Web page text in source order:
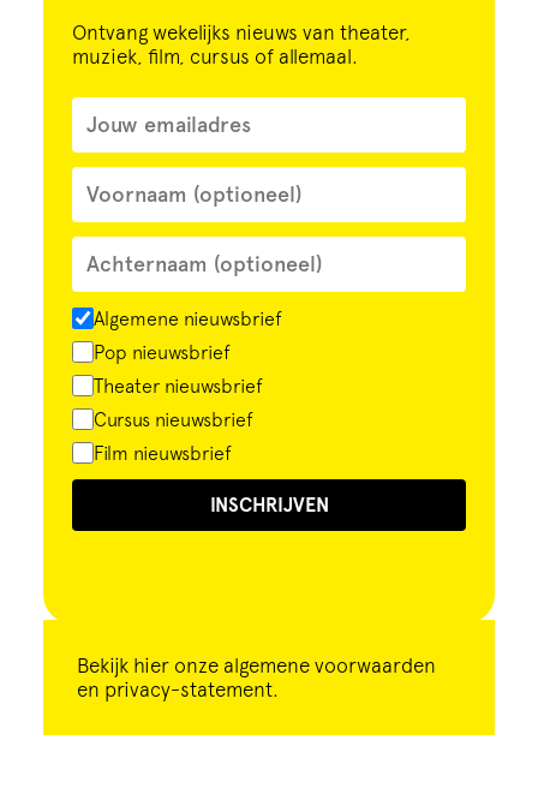
Ontvang wekelijks nieuws van theater,
muziek, film, cursus of allemaal.
Algemene nieuwsbrief
Pop nieuwsbrief
Theater nieuwsbrief
Cursus nieuwsbrief
Film nieuwsbrief
INSCHRIJVEN
Bekijk hier onze algemene voorwaarden
en privacy-statement.